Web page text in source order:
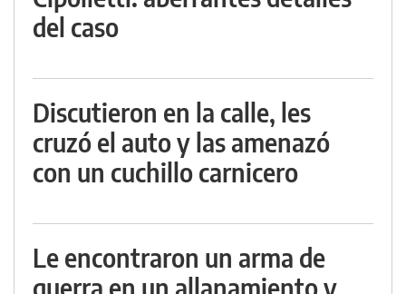
del caso
Discutieron en la calle, les
cruzó el auto y las amenazó
con un cuchillo carnicero
Le encontraron un arma de
guerra en un allanamiento y